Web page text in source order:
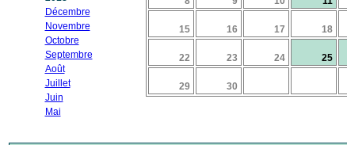
Décembre
Novembre
Octobre
Septembre
Août
Juillet
Juin
Mai
15 16 17 18
22 23 24 25
29 30